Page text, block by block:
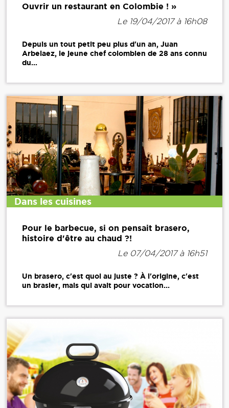
Ouvrir un restaurant en Colombie ! »
Le 19/04/2017 à 16h08
Depuis un tout petit peu plus d'un an, Juan
Arbelaez, le jeune chef colombien de 28 ans connu
du...
Dans les cuisines
Pour le barbecue, si on pensait brasero,
histoire d'être au chaud ?!
Le 07/04/2017 à 16h51
Un brasero, c'est quoi au juste ? À l'origine, c'est
un brasier, mais qui avait pour vocation...